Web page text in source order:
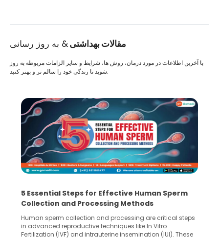
مقالات بهداشتی& به روز رسانی
با آخرین اطلاعات در مورد درمان، روش ها، شرایط و سایر الزامات مربوطه به روز
شوید تا زندگی خود را سالم تر و بهتر کنید.
5 Essential Steps for Effective Human Sperm
Collection and Processing Methods
Human sperm collection and processing are critical steps
in advanced reproductive techniques like In Vitro
Fertilization (IVF) and intrauterine insemination (IUI). These